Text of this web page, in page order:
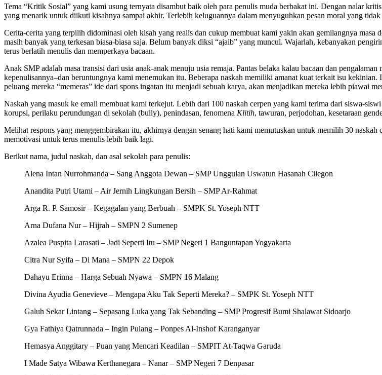
Tema “Kritik Sosial” yang kami usung ternyata disambut baik oleh para penulis muda berbakat ini. Dengan nalar
yang menarik untuk diikuti kisahnya sampai akhir. Terlebih keluguannya dalam menyuguhkan pesan moral yang
Cerita-cerita yang terpilih didominasi oleh kisah yang realis dan cukup membuat kami yakin akan gemilangnya
masih banyak yang terkesan biasa-biasa saja. Belum banyak diksi “ajaib” yang muncul. Wajarlah, kebanyakan
terus berlatih menulis dan memperkaya bacaan.
Anak SMP adalah masa transisi dari usia anak-anak menuju usia remaja. Pantas belaka kalau bacaan dan
kepenulisannya–dan beruntungnya kami menemukan itu. Beberapa naskah memiliki amanat kuat terkait isu
peluang mereka “memeras” ide dari spons ingatan itu menjadi sebuah karya, akan menjadikan mereka lebih piawai
Naskah yang masuk ke email membuat kami terkejut. Lebih dari 100 naskah cerpen yang kami terima dari siswa-
korupsi, perilaku perundungan di sekolah (bully), penindasan, fenomena Klitih, tawuran, perjodohan, kesetaraan
Melihat respons yang menggembirakan itu, akhirnya dengan senang hati kami memutuskan untuk memilih 30
memotivasi untuk terus menulis lebih baik lagi.
Berikut nama, judul naskah, dan asal sekolah para penulis:
Alena Intan Nurrohmanda – Sang Anggota Dewan – SMP Unggulan Uswatun Hasanah Cilegon
Anandita Putri Utami – Air Jernih Lingkungan Bersih – SMP Ar-Rahmat
Arga R. P. Samosir – Kegagalan yang Berbuah – SMPK St. Yoseph NTT
Arna Dufana Nur – Hijrah – SMPN 2 Sumenep
Azalea Puspita Larasati – Jadi Seperti Itu – SMP Negeri 1 Banguntapan Yogyakarta
Citra Nur Syifa – Di Mana – SMPN 22 Depok
Dahayu Erinna – Harga Sebuah Nyawa – SMPN 16 Malang
Divina Ayudia Genevieve – Mengapa Aku Tak Seperti Mereka? – SMPK St. Yoseph NTT
Galuh Sekar Lintang – Sepasang Luka yang Tak Sebanding – SMP Progresif Bumi Shalawat Sidoarjo
Gya Fathiya Qatrunnada – Ingin Pulang – Ponpes Al-Inshof Karanganyar
Hemasya Anggitary – Puan yang Mencari Keadilan – SMPIT At-Taqwa Garuda
I Made Satya Wibawa Kerthanegara – Nanar – SMP Negeri 7 Denpasar